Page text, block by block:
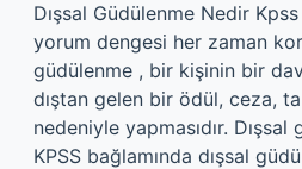
Dışsal Güdülenme Nedir
yorum dengesi her zaman
güdülenme , bir kişinin bir
dıştan gelen bir ödül, ceza,
nedeniyle yapmasıdır.
KPSS bağlamında dışsal